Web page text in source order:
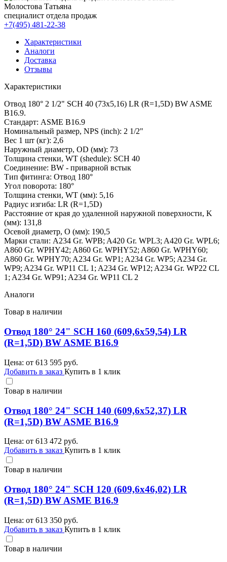
Молостова Татьяна
специалист отдела продаж
+7(495) 481-22-38
Характеристики
Аналоги
Доставка
Отзывы
Характеристики
Отвод 180° 2 1/2" SCH 40 (73х5,16) LR (R=1,5D) BW ASME
B16.9.
Стандарт: ASME B16.9
Номинальный размер, NPS (inch): 2 1/2"
Вес 1 шт (кг): 2,6
Наружный диаметр, OD (мм): 73
Толщина стенки, WT (shedule): SCH 40
Соединение: BW - приварной встык
Тип фитинга: Отвод 180°
Угол поворота: 180°
Толщина стенки, WT (мм): 5,16
Радиус изгиба: LR (R=1,5D)
Расстояние от края до удаленной наружной поверхности, K
(мм): 131,8
Осевой диаметр, O (мм): 190,5
Марки стали: A234 Gr. WPB; A420 Gr. WPL3; A420 Gr. WPL6;
A860 Gr. WPHY42; A860 Gr. WPHY52; A860 Gr. WPHY60;
A860 Gr. WPHY70; A234 Gr. WP1; A234 Gr. WP5; A234 Gr.
WP9; A234 Gr. WP11 CL 1; A234 Gr. WP12; A234 Gr. WP22 CL
1; A234 Gr. WP91; A234 Gr. WP11 CL 2
Аналоги
Товар в наличии
Отвод 180° 24" SCH 160 (609,6х59,54) LR
(R=1,5D) BW ASME B16.9
Цена: от 613 595 руб.
Добавить в заказ Купить в 1 клик
Товар в наличии
Отвод 180° 24" SCH 140 (609,6х52,37) LR
(R=1,5D) BW ASME B16.9
Цена: от 613 472 руб.
Добавить в заказ Купить в 1 клик
Товар в наличии
Отвод 180° 24" SCH 120 (609,6х46,02) LR
(R=1,5D) BW ASME B16.9
Цена: от 613 350 руб.
Добавить в заказ Купить в 1 клик
Товар в наличии